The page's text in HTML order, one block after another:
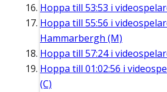
Hoppa till 53:53 i
Hoppa till 55:56 i
Hammarbergh (M)
Hoppa till 57:24i
Hoppa till 01:02:56 i
(C)